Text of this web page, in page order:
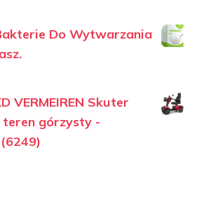
Do Wytwarzania
VERMEIREN Skuter
górzysty -